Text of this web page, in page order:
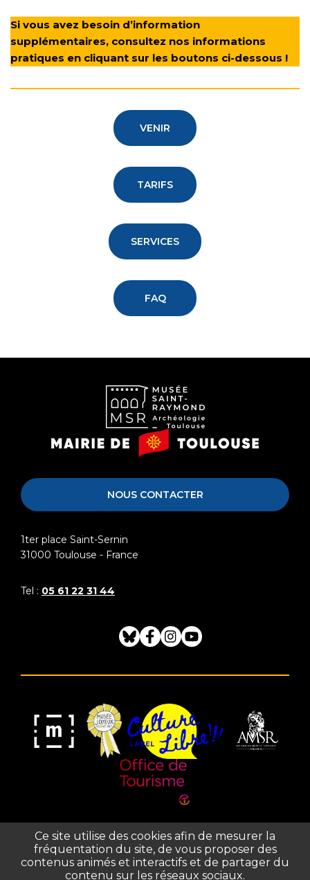
Ce site utilise des cookies afin de mesurer la
fréquentation du site, de vous proposer des
contenus animés et interactifs et de partager du
contenu sur les réseaux sociaux.
Si vous avez besoin d’information
supplémentaires, consultez nos informations
pratiques en cliquant sur les boutons ci-dessous !
VENIR
TARIFS
SERVICES
FAQ
Musée
Saint-
Mairie
de
NOUS CONTACTER
1ter place Saint-Sernin
31000 Toulouse - France
Tel : 05 61 22 31 44
BlueskyFacebook
Instagram
Youtube
Musée
Joyeux
Label
Culture
Musée
Saint-
Raymond
Office
de
Tourisme
de
Plan du site
Crédits et mentions légales
Conditions générales de vente
Règlement intérieur